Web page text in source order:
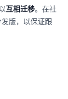
互相迁移。在社
版，以保证跟